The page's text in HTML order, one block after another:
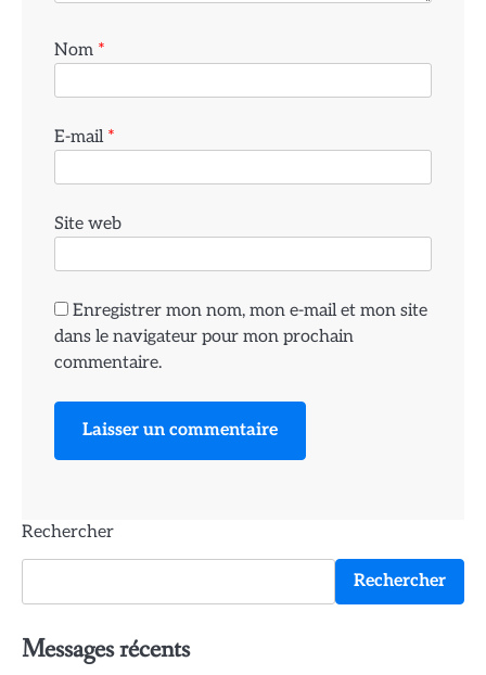
Nom *
E-mail *
Site web
Enregistrer mon nom, mon e-mail et mon site
dans le navigateur pour mon prochain
commentaire.
Rechercher
Rechercher
Messages récents